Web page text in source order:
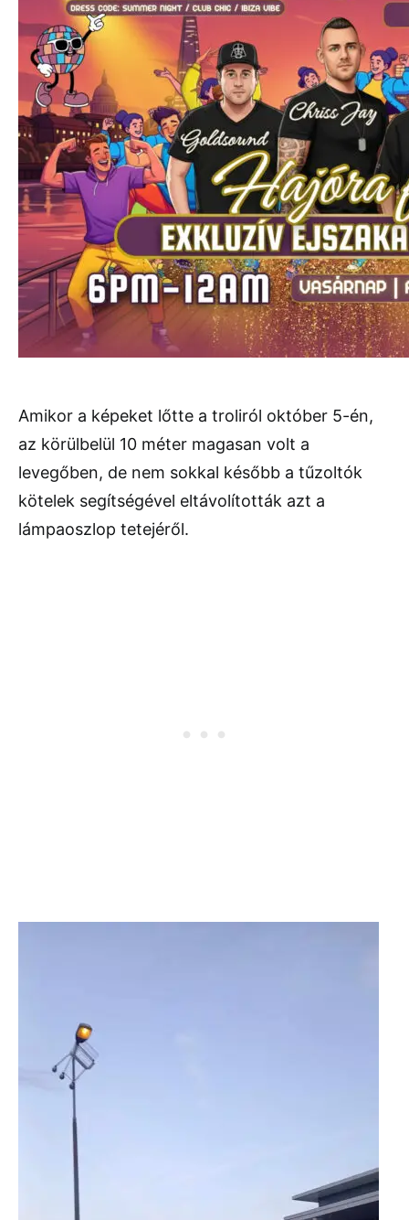
Amikor a képeket lőtte a troliról október 5-én,
az körülbelül 10 méter magasan volt a
levegőben, de nem sokkal később a tűzoltók
kötelek segítségével eltávolították azt a
lámpaoszlop tetejéről.